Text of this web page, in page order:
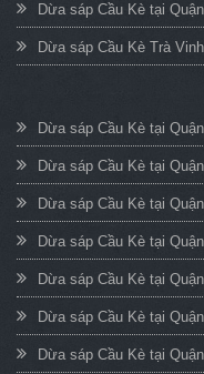
Dừa sáp Cầu Kè tại
Dừa sáp Cầu Kè Trà
Dừa sáp Cầu Kè tại
Dừa sáp Cầu Kè tại
Dừa sáp Cầu Kè tại
Dừa sáp Cầu Kè tại
Dừa sáp Cầu Kè tại
Dừa sáp Cầu Kè tại
Dừa sáp Cầu Kè tại